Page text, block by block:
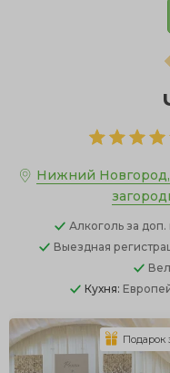
Нижний
Алкоголь за доп.
Выездная
Кухня:
Подарок